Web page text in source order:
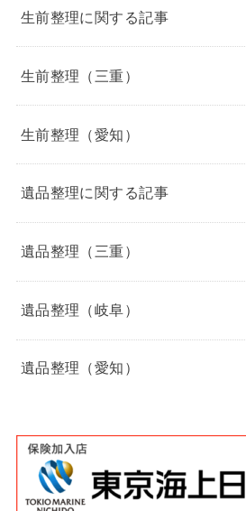
生前整理に関する記事
生前整理（三重）
生前整理（愛知）
遺品整理に関する記事
遺品整理（三重）
遺品整理（岐阜）
遺品整理（愛知）